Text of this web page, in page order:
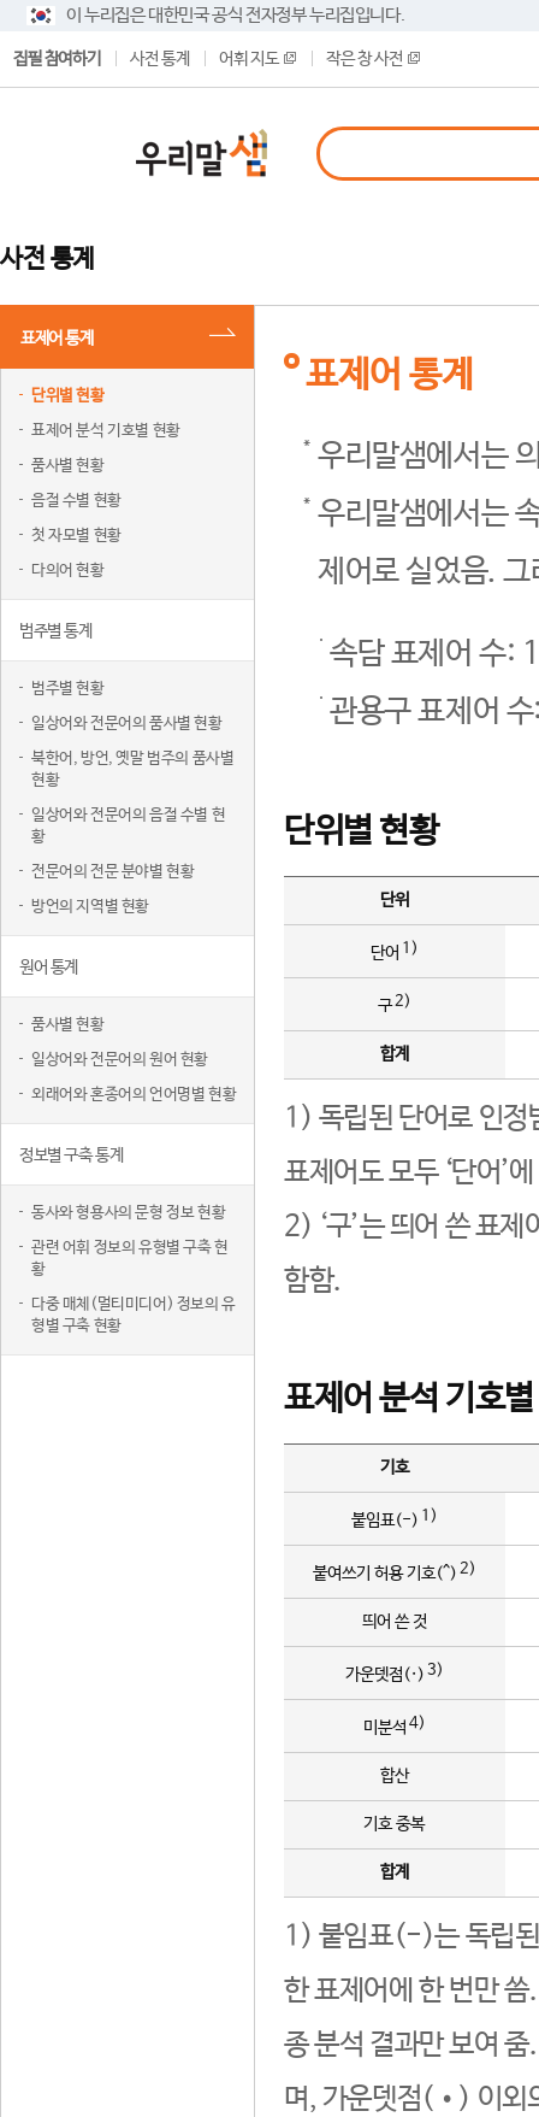
이 누리집은 대한민국 공식 전자정부 누리집입니다.
집필 참여하기 사전 통계 어휘 지도 작은 창 사전
사전 통계
표제어 통계
단위별 현황
표제어 분석 기호별 현황
품사별 현황
음절 수별 현황
첫 자모별 현황
다의어 현황
범주별 통계
범주별 현황
일상어와 전문어의 품사별 현황
북한어, 방언, 옛말 범주의 품사별
현황
일상어와 전문어의 음절 수별 현
황
전문어의 전문 분야별 현황
방언의 지역별 현황
원어 통계
품사별 현황
일상어와 전문어의 원어 현황
외래어와 혼종어의 언어명별 현황
정보별 구축 통계
동사와 형용사의 문형 정보 현황
관련 어휘 정보의 유형별 구축 현
황
다중 매체(멀티미디어) 정보의 유
형별 구축 현황
표제어 통계
우리말샘에서는
우리말샘에서는
제어로 실었음.
속담 표제어 수:
관용구 표제어
단위별 현황
단위
단어 1)
구2)
합계
1) 독립된 단어로 인정
표제어도 모두 ‘단어’
2) ‘구’는 띄어 쓴 표
함함.
표제어 분석 기호
기호
붙임표(-) 1)
붙여쓰기 허용 기호(^) 2)
띄어 쓴 것
가운뎃점(·) 3)
미분석 4)
합산
기호 중복
합계
1) 붙임표(-)는 독립된
한 표제어에 한 번만
종 분석 결과만 보여
며, 가운뎃점(•) 이외